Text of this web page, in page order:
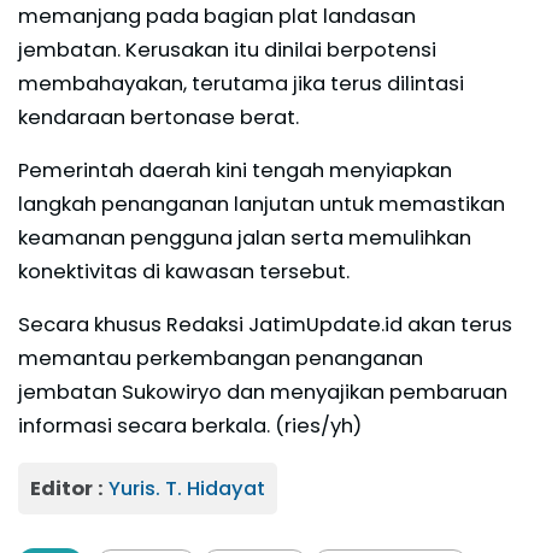
memanjang pada bagian plat landasan
jembatan. Kerusakan itu dinilai berpotensi
membahayakan, terutama jika terus dilintasi
kendaraan bertonase berat.
Pemerintah daerah kini tengah menyiapkan
langkah penanganan lanjutan untuk memastikan
keamanan pengguna jalan serta memulihkan
konektivitas di kawasan tersebut.
Secara khusus Redaksi JatimUpdate.id akan terus
memantau perkembangan penanganan
jembatan Sukowiryo dan menyajikan pembaruan
informasi secara berkala. (ries/yh)
Editor : Yuris. T. Hidayat